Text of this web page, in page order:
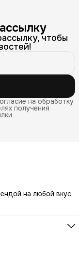
чтобы
на обработку
получения
на любой вкус